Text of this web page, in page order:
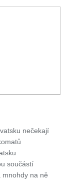
nečekají
součástí
na ně